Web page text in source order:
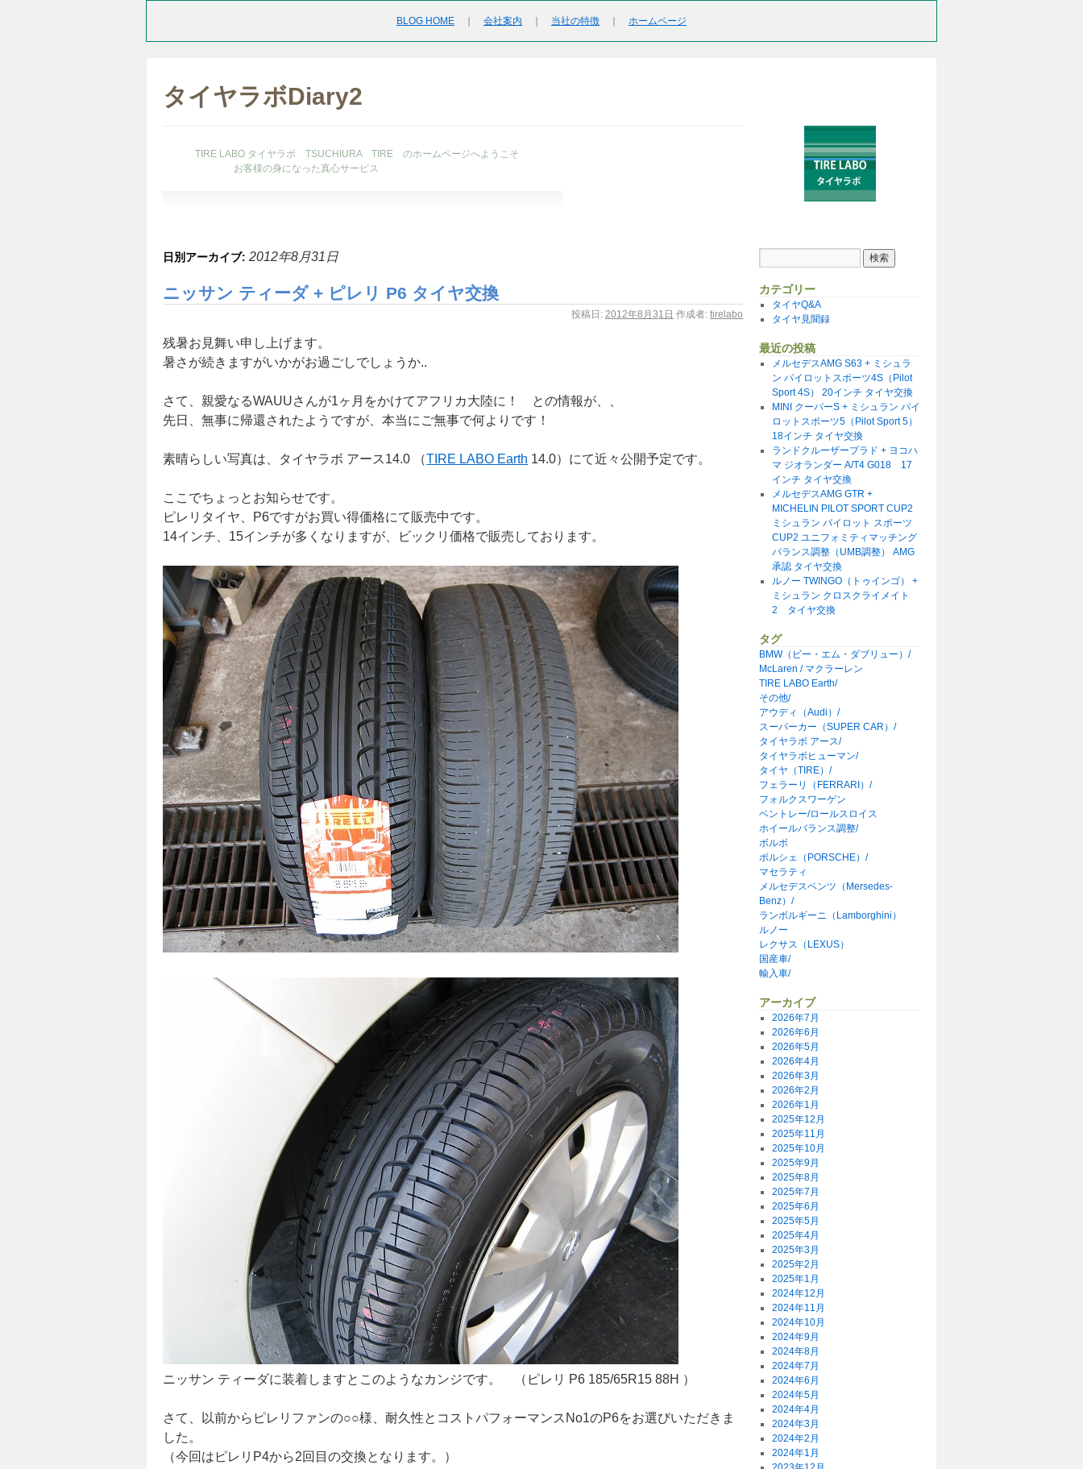
BLOG HOME 会社案内 当社の特徴 ホームページ
タイヤラボDiary2
TIRE LABO タイヤラボ TSUCHIURA TIRE のホームページへようこそ
お客様の身になった真心サービス
日別アーカイブ: 2012年8月31日
ニッサン ティーダ + ピレリ P6 タイヤ交換
投稿日: 2012年8月31日 作成者: tirelabo
残暑お見舞い申し上げます。
暑さが続きますがいかがお過ごしでしょうか..
さて、親愛なるWAUUさんが1ヶ月をかけてアフリカ大陸に！ との情報が、、
先日、無事に帰還されたようですが、本当にご無事で何よりです！
素晴らしい写真は、タイヤラボ アース14.0 （TIRE LABO Earth 14.0）にて近々公開予定です。
ここでちょっとお知らせです。
ピレリタイヤ、P6ですがお買い得価格にて販売中です。
14インチ、15インチが多くなりますが、ビックリ価格で販売しております。
ニッサン ティーダに装着しますとこのようなカンジです。 （ピレリ P6 185/65R15 88H ）
さて、以前からピレリファンの○○様、耐久性とコストパフォーマンスNo1のP6をお選びいただきま
した。
（今回はピレリP4から2回目の交換となります。）
カテゴリー
タイヤQ&A
タイヤ見聞録
最近の投稿
メルセデスAMG S63 + ミシュラ
ン パイロットスポーツ4S（Pilot
Sport 4S） 20インチ タイヤ交換
MINI クーパーS + ミシュラン パイ
ロットスポーツ5（Pilot Sport 5）
18インチ タイヤ交換
ランドクルーザープラド + ヨコハ
マ ジオランダー A/T4 G018 17
インチ タイヤ交換
メルセデスAMG GTR +
MICHELIN PILOT SPORT CUP2
ミシュラン パイロット スポーツ
CUP2 ユニフォミティマッチング
バランス調整（UMB調整） AMG
承認 タイヤ交換
ルノー TWINGO（トゥインゴ） +
ミシュラン クロスクライメイト
2 タイヤ交換
タグ
BMW（ビー・エム・ダブリュー）/
McLaren / マクラーレン
TIRE LABO Earth/
その他/
アウディ（Audi）/
スーパーカー（SUPER CAR）/
タイヤラボ アース/
タイヤラボヒューマン/
タイヤ（TIRE）/
フェラーリ（FERRARI）/
フォルクスワーゲン
ベントレー/ロールスロイス
ホイールバランス調整/
ボルボ
ポルシェ（PORSCHE）/
マセラティ
メルセデスベンツ（Mersedes-
Benz）/
ランボルギーニ（Lamborghini）
ルノー
レクサス（LEXUS）
国産車/
輸入車/
アーカイブ
2026年7月
2026年6月
2026年5月
2026年4月
2026年3月
2026年2月
2026年1月
2025年12月
2025年11月
2025年10月
2025年9月
2025年8月
2025年7月
2025年6月
2025年5月
2025年4月
2025年3月
2025年2月
2025年1月
2024年12月
2024年11月
2024年10月
2024年9月
2024年8月
2024年7月
2024年6月
2024年5月
2024年4月
2024年3月
2024年2月
2024年1月